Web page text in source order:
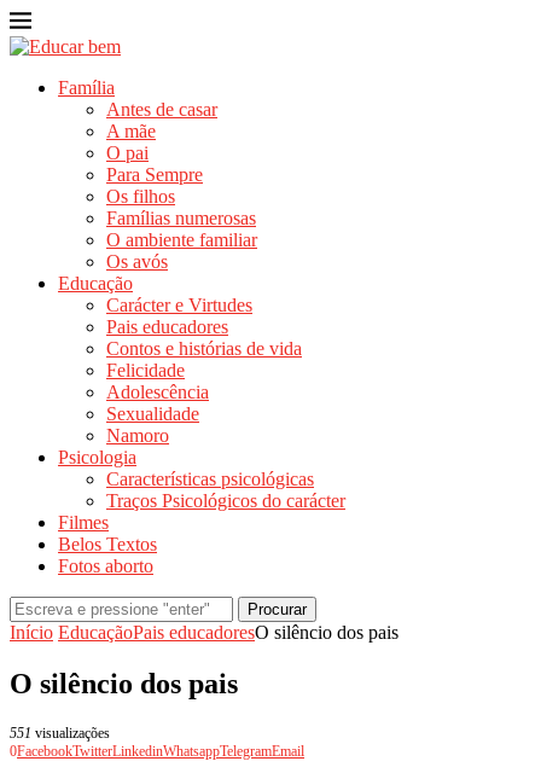
Família
Antes de casar
A mãe
O pai
Para Sempre
Os filhos
Famílias numerosas
O ambiente familiar
Os avós
Educação
Carácter e Virtudes
Pais educadores
Contos e histórias de vida
Felicidade
Adolescência
Sexualidade
Namoro
Psicologia
Características psicológicas
Traços Psicológicos do carácter
Filmes
Belos Textos
Fotos aborto
Procurar
Início EducaçãoPais educadoresO silêncio dos pais
O silêncio dos pais
551 visualizações
0FacebookTwitterLinkedinWhatsappTelegramEmail